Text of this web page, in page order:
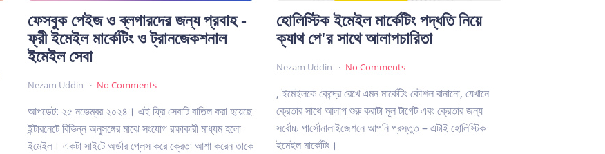
ফেসবুক পেইজ ও ব্লগারদের জন্য প্রবাহ -
ফ্রী ইমেইল মার্কেটিং ও ট্রানজেকশনাল
ইমেইল সেবা
Nezam Uddin No Comments
আপডেট: ২৫ নভেম্বর ২০২৪। এই ফ্রি সেবাটি বাতিল করা হয়েছে
ইন্টারনেটে বিভিন্ন অনুসঙ্গের মাঝে সংযোগ রক্ষাকারী মাধ্যম হলো
ইমেইল। একটা সাইটে অর্ডার প্লেস করে ক্রেতা আশা করেন তাকে
হোলিস্টিক ইমেইল মার্কেটিং পদ্ধতি নিয়ে
ক্যাথ পে'র সাথে আলাপচারিতা
Nezam Uddin No Comments
, ইমেইলকে কেন্দ্রে রেখে এমন মার্কেটিং কৌশল বানানো, যেখানে
ক্রেতার সাথে আলাপ শুরু করাটা মূল টার্গেট এবং ক্রেতার জন্য
সর্বোচ্চ পার্সোনালাইজেশনে আপনি প্রস্তুত – এটাই হোলিস্টিক
ইমেইল মার্কেটিং।